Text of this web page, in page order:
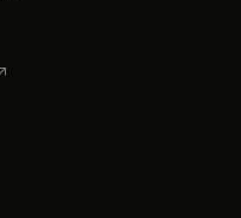
in a new tab
tab
new tab
in a new tab